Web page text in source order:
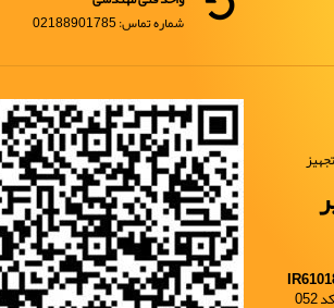
شماره تماس: 02188901785